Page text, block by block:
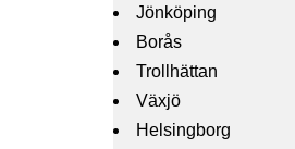
Jönköping
Borås
Trollhättan
Växjö
Helsingborg